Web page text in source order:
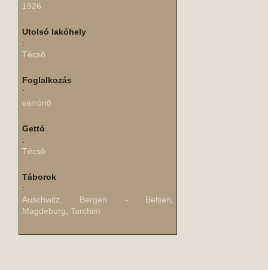
1926
Utolsó lakóhely
:
Técsõ
Foglalkozás
:
varrónõ
Gettó
:
Técsõ
Táborok
:
Auschwitz, Bergen - Belsen,
Magdeburg, Tarchim